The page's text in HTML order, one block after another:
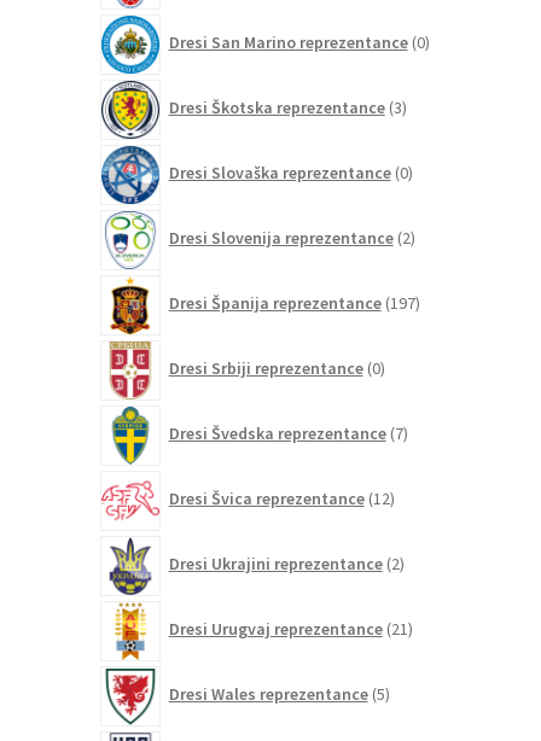
Dresi San Marino reprezentance 0izdelkov
Dresi Škotska reprezentance 3izdelki
Dresi Slovaška reprezentance 0izdelkov
Dresi Slovenija reprezentance 2izdelka
Dresi Španija reprezentance 197izdelkov
Dresi Srbiji reprezentance 0izdelkov
Dresi Švedska reprezentance 7izdelkov
Dresi Švica reprezentance 12izdelkov
Dresi Ukrajini reprezentance 2izdelka
Dresi Urugvaj reprezentance 21izdelkov
Dresi Wales reprezentance 5izdelkov